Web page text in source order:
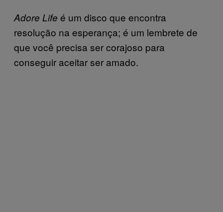
Adore Life é um disco que encontra
resolução na esperança; é um lembrete de
que você precisa ser corajoso para
conseguir aceitar ser amado.